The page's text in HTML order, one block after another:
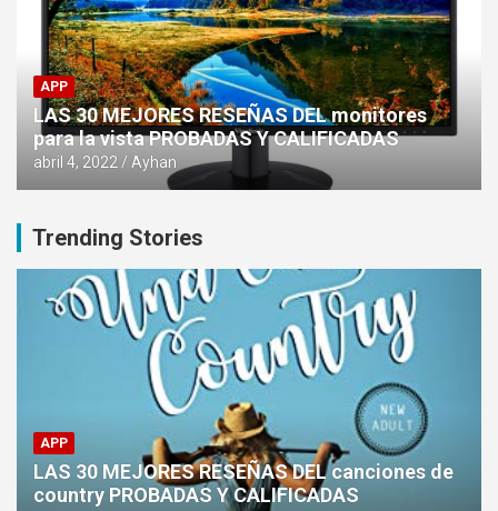
APP
LAS 30 MEJORES RESEÑAS DEL monitores
para la vista PROBADAS Y CALIFICADAS
abril 4, 2022 Ayhan
Trending Stories
APP
LAS 30 MEJORES RESEÑAS DEL canciones de
country PROBADAS Y CALIFICADAS